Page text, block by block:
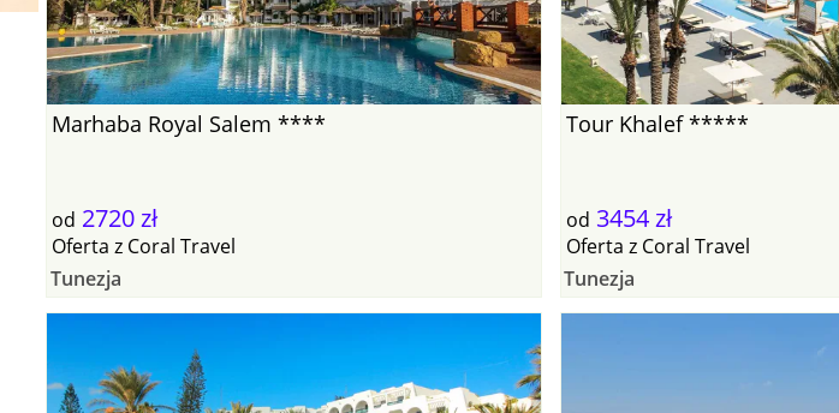
Marhaba Royal Salem ****
od 2720 zł
Oferta z Coral Travel
Tunezja
Tour Khalef *****
od 3454 zł
Oferta z Coral Travel
Tunezja